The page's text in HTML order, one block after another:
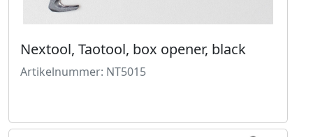
Nextool, Taotool, box opener, black
Artikelnummer: NT5015